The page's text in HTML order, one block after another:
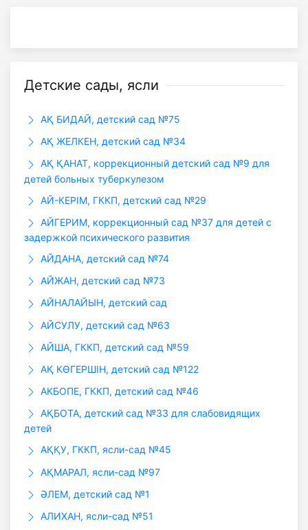
Детские сады, ясли
АҚ БИДАЙ, детский сад №75
АҚ ЖЕЛКЕН, детский сад №34
АҚ ҚАНАТ, коррекционный детский сад №9 для
детей больных туберкулезом
АЙ-КЕРІМ, ГККП, детский сад №29
АЙГЕРИМ, коррекционный сад №37 для детей с
задержкой психического развития
АЙДАНА, детский сад №74
АЙЖАН, детский сад №73
АЙНАЛАЙЫН, детский сад
АЙСУЛУ, детский сад №63
АЙША, ГККП, детский сад №59
АҚ КӨГЕРШІН, детский сад №122
АКБОПЕ, ГККП, детский сад №46
АҚБОТА, детский сад №33 для слабовидящих
детей
АҚҚУ, ГККП, ясли-сад №45
АҚМАРАЛ, ясли-сад №97
ӘЛЕМ, детский сад №1
АЛИХАН, ясли-сад №51